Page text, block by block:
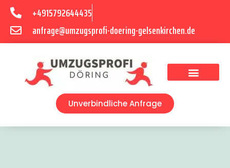
+4915792644435
anfrage@umzugsprofi-doering-gelsenkirchen.de
Unverbindliche Anfrage